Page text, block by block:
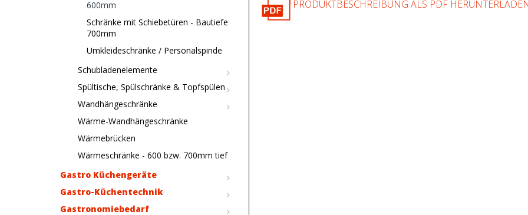
PRODUKTBESCHREIBUNG ALS PDF
600mm
Schränke mit Schiebetüren - Bautiefe
700mm
Umkleideschränke / Personalspinde
Schubladenelemente
Spültische, Spülschränke & Topfspülen
Wandhängeschränke
Wärme-Wandhängeschränke
Wärmebrücken
Wärmeschränke - 600 bzw. 700mm tief
Gastro Küchengeräte
Gastro-Küchentechnik
Gastronomiebedarf